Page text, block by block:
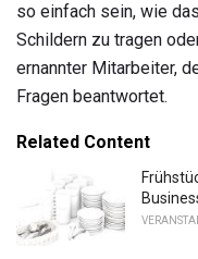
so einfach sein, wie
Schildern zu tragen
ernannter Mitarbeiter,
Fragen beantwortet.
Related Content